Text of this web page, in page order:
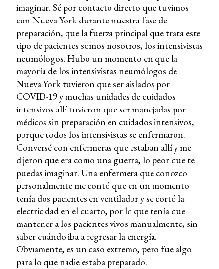
imaginar. Sé por contacto directo que tuvimos
con Nueva York durante nuestra fase de
preparación, que la fuerza principal que trata este
tipo de pacientes somos nosotros, los intensivistas
neumólogos. Hubo un momento en que la
mayoría de los intensivistas neumólogos de
Nueva York tuvieron que ser aislados por
COVID-19 y muchas unidades de cuidados
intensivos allí tuvieron que ser manejadas por
médicos sin preparación en cuidados intensivos,
porque todos los intensivistas se enfermaron.
Conversé con enfermeras que estaban allí y me
dijeron que era como una guerra, lo peor que te
puedas imaginar. Una enfermera que conozco
personalmente me contó que en un momento
tenía dos pacientes en ventilador y se cortó la
electricidad en el cuarto, por lo que tenía que
mantener a los pacientes vivos manualmente, sin
saber cuándo iba a regresar la energía.
Obviamente, es un caso extremo, pero fue algo
para lo que nadie estaba preparado.